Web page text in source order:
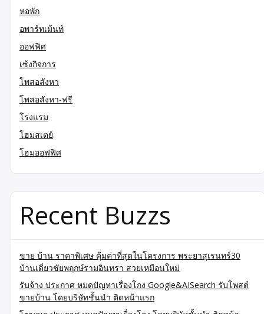
หอพัก
อพาร์ทเม้นท์
ออฟฟิศ
เซ้งกิจการ
โพสอสังหา
โพสอสังหา-ฟรี
โรงแรม
โฮมสเตย์
โฮมออฟฟิศ
Recent Buzzs
ขาย บ้าน ราคาพิเศษ คุ้มค่าที่สุดในโครงการ พระยาสุเรนทร์30
บ้านเดี่ยวชัยพฤกษ์รามอินทรา สวยเหมือนใหม่
รับจ้าง ประกาศ หมดปัญหาเรื่องโกง Google&AISearch รับโพสต์
ขายบ้าน โดยบริษัทชั้นนำ ติดหน้าแรก